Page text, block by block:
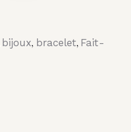
bijoux, bracelet, Fait-